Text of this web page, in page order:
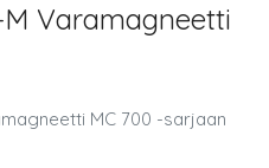
Varamagneetti
MC 700 -sarjaan